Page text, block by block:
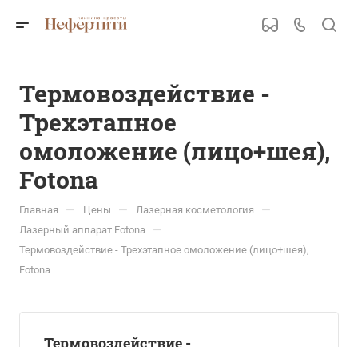
Термовоздействие -
Трехэтапное
омоложение (лицо+шея),
Fotona
Главная — Цены — Лазерная косметология —
Лазерный аппарат Fotona —
Термовоздействие - Трехэтапное омоложение (лицо+шея),
Fotona
Термовоздействие -